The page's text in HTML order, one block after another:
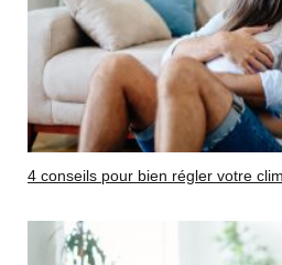
4 conseils pour bien régler votre